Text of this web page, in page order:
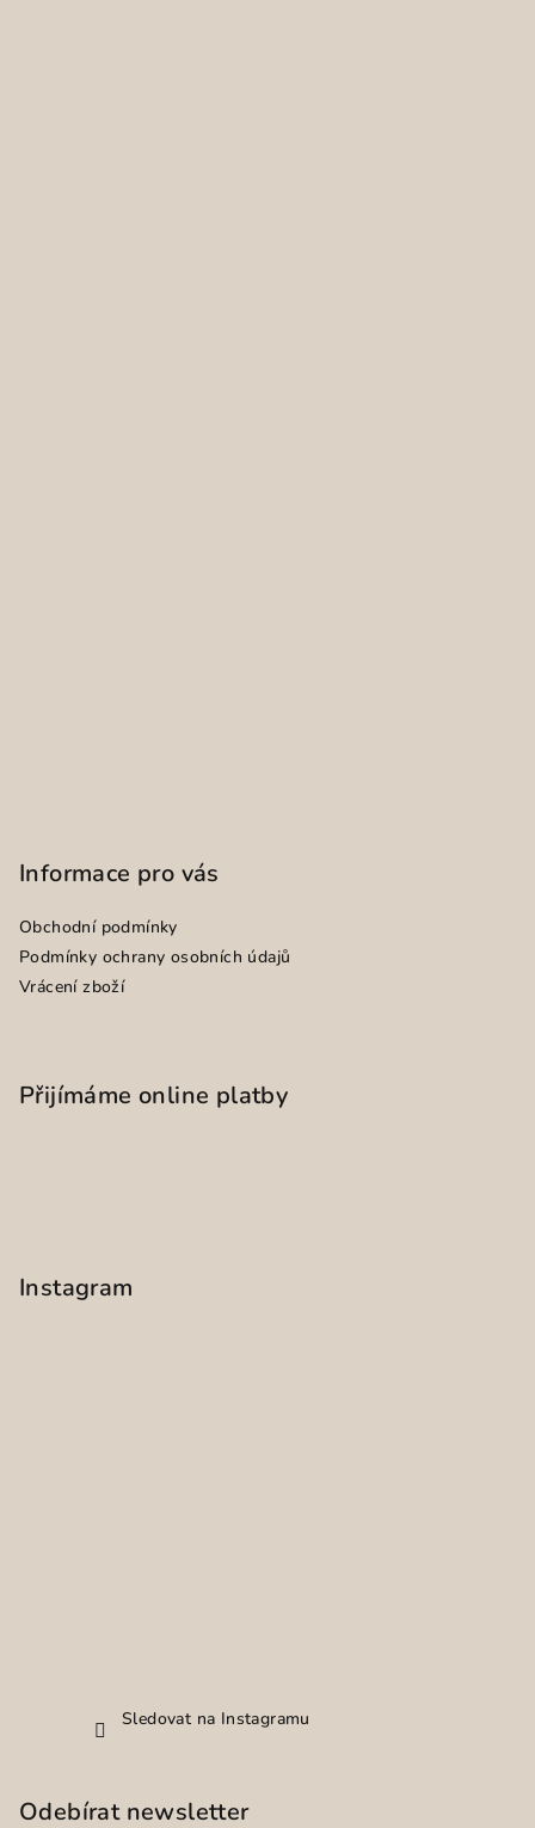
Informace pro vás
Obchodní podmínky
Podmínky ochrany osobních údajů
Vrácení zboží
Přijímáme online platby
Instagram
Sledovat na Instagramu
Odebírat newsletter